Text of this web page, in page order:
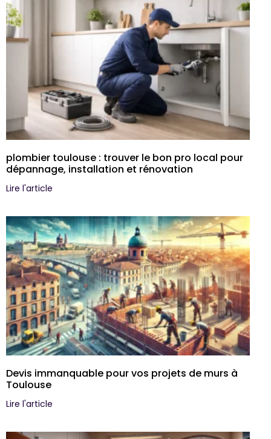
plombier toulouse : trouver le bon pro local pour
dépannage, installation et rénovation
Lire l'article
Devis immanquable pour vos projets de murs à
Toulouse
Lire l'article